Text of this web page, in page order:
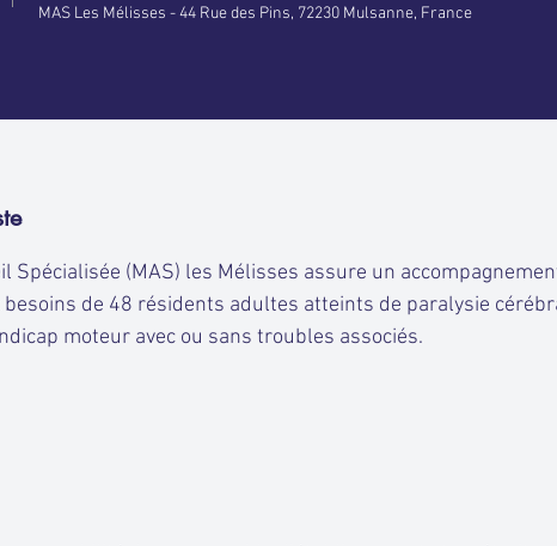
MAS Les Mélisses - 44 Rue des Pins, 72230 Mulsanne, France
Spécialisée (MAS) les Mélisses assure un
besoins de 48 résidents adultes atteints de paralysie
moteur avec ou sans troubles associés.